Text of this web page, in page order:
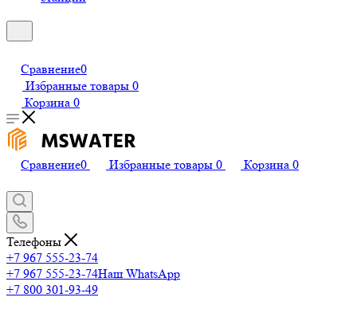
Сравнение0
Избранные товары 0
Корзина 0
Сравнение0 Избранные товары 0 Корзина 0
Телефоны
+7 967 555-23-74
+7 967 555-23-74Наш WhatsApp
+7 800 301-93-49